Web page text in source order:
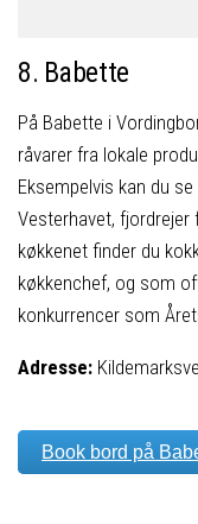
8. Babette
På Babette i
råvarer fra lokale
Eksempelvis kan du
Vesterhavet, fjordrejer
køkkenet finder du
køkkenchef, og som
konkurrencer som
Adresse:
Book bord på